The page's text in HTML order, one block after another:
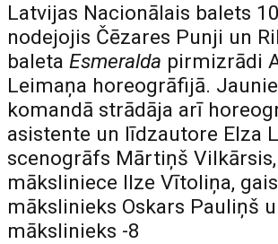
Latvijas Nacionālais balets
nodejojis Čēzares Punji un
baletaEsmeralda pirmizrādi
Leimaņa horeogrāfijā.
komandā strādāja arī
asistente un līdzautore Elza
scenogrāfs Mārtiņš
māksliniece Ilze Vītoliņa,
mākslinieks Oskars Pauliņš
mākslinieks -8